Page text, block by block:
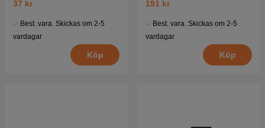
37 kr
Best. vara. Skickas om 2-5
vardagar
Köp
191 kr
Best. vara. Skickas om 2-5
vardagar
Köp